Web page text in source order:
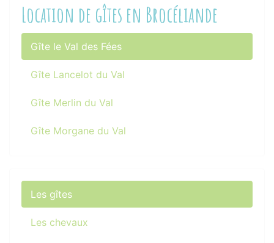
Location de gîtes en Brocéliande
Gîte le Val des Fées
Gîte Lancelot du Val
Gîte Merlin du Val
Gîte Morgane du Val
Les gîtes
Les chevaux